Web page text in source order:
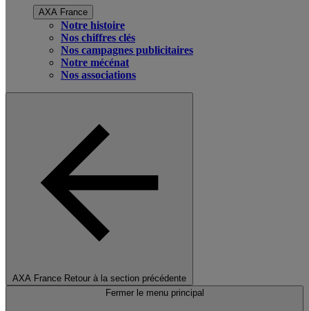
AXA France
Notre histoire
Nos chiffres clés
Nos campagnes publicitaires
Notre mécénat
Nos associations
AXA France Retour à la section précédente
Fermer le menu principal